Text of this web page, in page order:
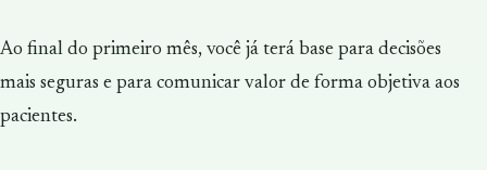
Ao final do primeiro mês, você já terá base para decisões
mais seguras e para comunicar valor de forma objetiva aos
pacientes.